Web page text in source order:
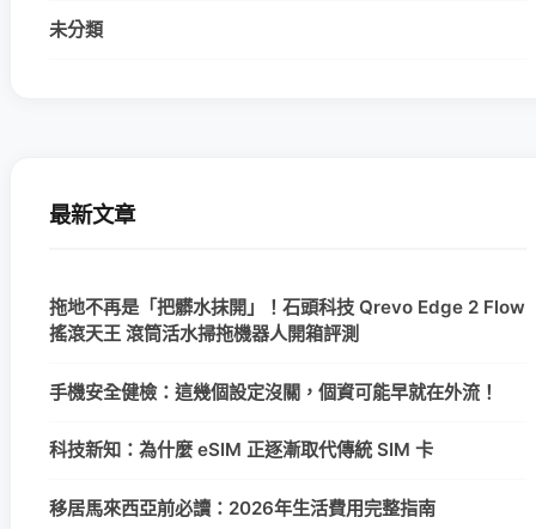
未分類
最新文章
拖地不再是「把髒水抹開」！石頭科技 Qrevo Edge 2 Flow
搖滾天王 滾筒活水掃拖機器人開箱評測
手機安全健檢：這幾個設定沒關，個資可能早就在外流！
科技新知：為什麼 eSIM 正逐漸取代傳統 SIM 卡
移居馬來西亞前必讀：2026年生活費用完整指南